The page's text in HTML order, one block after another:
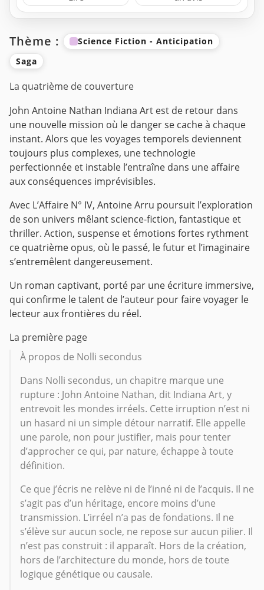
Thème :
Science Fiction - Anticipation
Saga
La quatrième de couverture
John Antoine Nathan Indiana Art est de retour dans
une nouvelle mission où le danger se cache à chaque
instant. Alors que les voyages temporels deviennent
toujours plus complexes, une technologie
perfectionnée et instable l’entraîne dans une affaire
aux conséquences imprévisibles.
Avec L’Affaire N° IV, Antoine Arru poursuit l’exploration
de son univers mêlant science-fiction, fantastique et
thriller. Action, suspense et émotions fortes rythment
ce quatrième opus, où le passé, le futur et l’imaginaire
s’entremêlent dangereusement.
Un roman captivant, porté par une écriture immersive,
qui confirme le talent de l’auteur pour faire voyager le
lecteur aux frontières du réel.
La première page
À propos de Nolli secondus
Dans Nolli secondus, un chapitre marque une
rupture : John Antoine Nathan, dit Indiana Art, y
entrevoit les mondes irréels. Cette irruption n’est ni
un hasard ni un simple détour narratif. Elle appelle
une parole, non pour justifier, mais pour tenter
d’approcher ce qui, par nature, échappe à toute
définition.
Ce que j’écris ne relève ni de l’inné ni de l’acquis. Il ne
s’agit pas d’un héritage, encore moins d’une
transmission. L’irréel n’a pas de fondations. Il ne
s’élève sur aucun socle, ne repose sur aucun pilier. Il
n’est pas construit : il apparaît. Hors de la création,
hors de l’architecture du monde, hors de toute
logique génétique ou causale.